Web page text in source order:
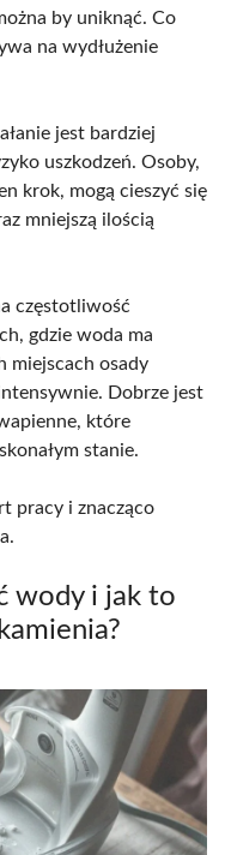
by uniknąć. Co
na wydłużenie
jest bardziej
uszkodzeń. Osoby,
krok, mogą cieszyć się
mniejszą ilością
częstotliwość
gdzie woda ma
miejscach osady
Dobrze jest
które
stanie.
pracy i znacząco
wody i jak to